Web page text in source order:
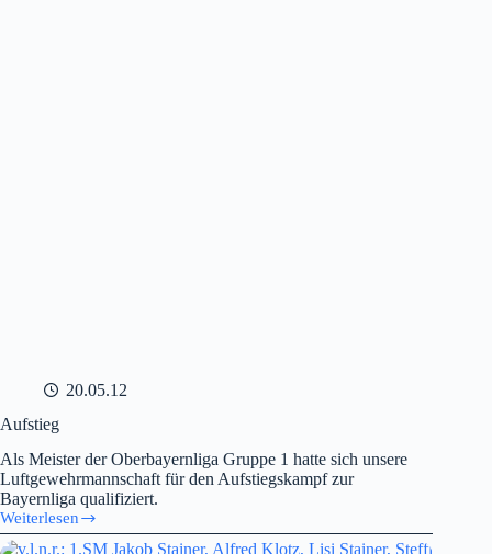
20.05.12
Aufstieg
Als Meister der Oberbayernliga Gruppe 1 hatte sich unsere
Luftgewehrmannschaft für den Aufstiegskampf zur
Bayernliga qualifiziert.
Weiterlesen
Aufstieg